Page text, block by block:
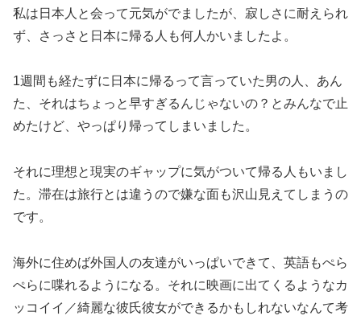
私は日本人と会って元気がでましたが、寂しさに耐えられ
ず、さっさと日本に帰る人も何人かいましたよ。
1週間も経たずに日本に帰るって言っていた男の人、あん
た、それはちょっと早すぎるんじゃないの？とみんなで止
めたけど、やっぱり帰ってしまいました。
それに理想と現実のギャップに気がついて帰る人もいまし
た。滞在は旅行とは違うので嫌な面も沢山見えてしまうの
です。
海外に住めば外国人の友達がいっぱいできて、英語もぺら
ぺらに喋れるようになる。それに映画に出てくるようなカ
ッコイイ／綺麗な彼氏彼女ができるかもしれないなんて考